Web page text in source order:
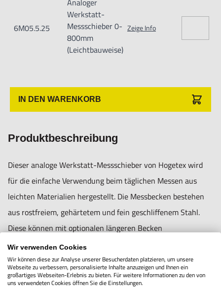
6M05.5.25
Analoger
Werkstatt-
Messschieber 0-
800mm
(Leichtbauweise)
Zeige Info
IN DEN WARENKORB
Produktbeschreibung
Dieser analoge Werkstatt-Messschieber von Hogetex wird
für die einfache Verwendung beim täglichen Messen aus
leichten Materialien hergestellt. Die Messbecken bestehen
aus rostfreiem, gehärtetem und fein geschliffenem Stahl.
Diese können mit optionalen längeren Becken
ausgewechselt werden. Die Standardbecken verfügen über
eine Gesamtlänge von 160 mm. Das obere Becken ist dabei
35 mm und das untere Becken 90 mm lang. Das Lineal ist
Wir verwenden Cookies
Wir können diese zur Analyse unserer Besucherdaten platzieren, um unsere
Webseite zu verbessern, personalisierte Inhalte anzuzeigen und Ihnen ein
großartiges Webseiten-Erlebnis zu bieten. Für weitere Informationen zu den von
uns verwendeten Cookies öffnen Sie die Einstellungen.